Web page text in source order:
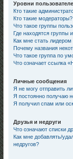
Уровни
Кто такие
Кто такие модераторы?
Что такое группы
Где находятся группы
Как мне стать лидером
Почему названия
Что такое группа по
Что означает ссылка
Личные сообщения
Я не могу отправить
Я постоянно получаю
Я получил спам или
Друзья и недруги
Что означают списки
Как мне добавлять/
недругов?